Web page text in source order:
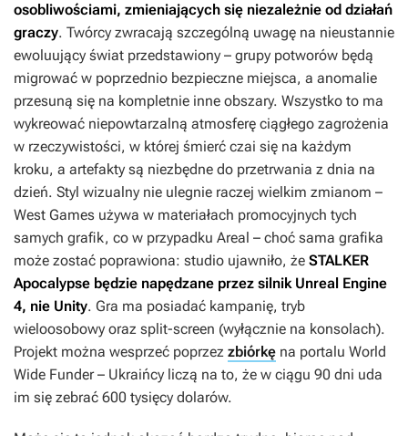
osobliwościami, zmieniających się niezależnie od działań
graczy. Twórcy zwracają szczególną uwagę na nieustannie
ewoluujący świat przedstawiony – grupy potworów będą
migrować w poprzednio bezpieczne miejsca, a anomalie
przesuną się na kompletnie inne obszary. Wszystko to ma
wykreować niepowtarzalną atmosferę ciągłego zagrożenia
w rzeczywistości, w której śmierć czai się na każdym
kroku, a artefakty są niezbędne do przetrwania z dnia na
dzień. Styl wizualny nie ulegnie raczej wielkim zmianom –
West Games używa w materiałach promocyjnych tych
samych grafik, co w przypadku Areal – choć sama grafika
może zostać poprawiona: studio ujawniło, że STALKER
Apocalypse będzie napędzane przez silnik Unreal Engine
4, nie Unity. Gra ma posiadać kampanię, tryb
wieloosobowy oraz split-screen (wyłącznie na konsolach).
Projekt można wesprzeć poprzez zbiórkę na portalu World
Wide Funder – Ukraińcy liczą na to, że w ciągu 90 dni uda
im się zebrać 600 tysięcy dolarów.